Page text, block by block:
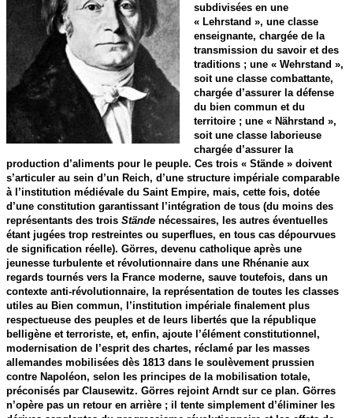
subdivisées en une
« Lehrstand », une classe
enseignante, chargée de la
transmission du savoir et des
traditions ; une « Wehrstand »,
soit une classe combattante,
chargée d’assurer la défense
du bien commun et du
territoire ; une « Nährstand »,
soit une classe laborieuse
chargée d’assurer la
production d’aliments pour le peuple. Ces trois « Stände » doivent
s’articuler au sein d’un Reich, d’une structure impériale comparable
à l’institution médiévale du Saint Empire, mais, cette fois, dotée
d’une constitution garantissant l’intégration de tous (du moins des
représentants des troisStände nécessaires, les autres éventuelles
étant jugées trop restreintes ou superflues, en tous cas dépourvues
de signification réelle). Görres, devenu catholique après une
jeunesse turbulente et révolutionnaire dans une Rhénanie aux
regards tournés vers la France moderne, sauve toutefois, dans un
contexte anti-révolutionnaire, la représentation de toutes les classes
utiles au Bien commun, l’institution impériale finalement plus
respectueuse des peuples et de leurs libertés que la république
belligène et terroriste, et, enfin, ajoute l’élément constitutionnel,
modernisation de l’esprit des chartes, réclamé par les masses
allemandes mobilisées dès 1813 dans le soulèvement prussien
contre Napoléon, selon les principes de la mobilisation totale,
préconisés par Clausewitz. Görres rejoint Arndt sur ce plan. Görres
n’opère pas un retour en arrière ; il tente simplement d’éliminer les